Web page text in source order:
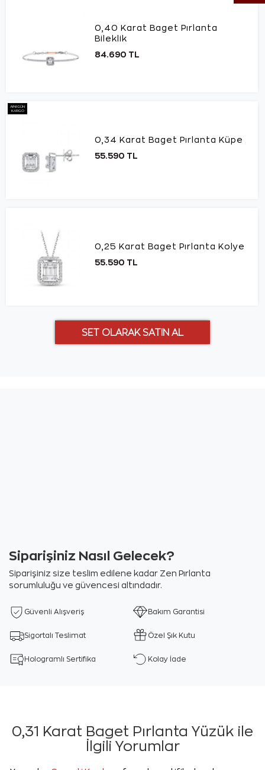
0,40 Karat Baget Pırlanta
Bileklik
84.690 TL
AYNI GÜN
KARGO
0,34 Karat Baget Pırlanta Küpe
55.590 TL
0,25 Karat Baget Pırlanta Kolye
55.590 TL
Siparişiniz Nasıl Gelecek?
Siparişiniz size teslim edilene kadar Zen Pırlanta
sorumluluğu ve güvencesi altındadır.
Güvenli Alışveriş Bakım Garantisi
Sigortalı Teslimat Özel Şık Kutu
Hologramlı Sertifika Kolay İade
0,31 Karat Baget Pırlanta Yüzük ile
İlgili Yorumlar